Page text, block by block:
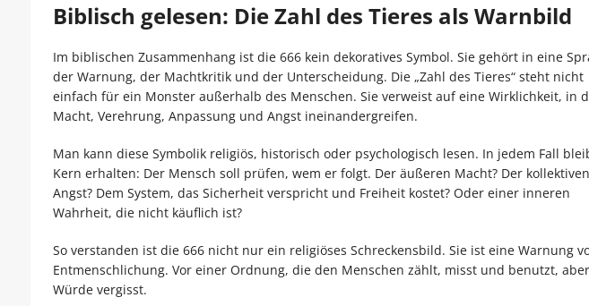
Biblisch gelesen: Die Zahl des Tieres als Warnbild
Im biblischen Zusammenhang ist die 666 kein dekoratives Symbol. Sie gehört in eine
der Warnung, der Machtkritik und der Unterscheidung. Die „Zahl des Tieres“ steht nicht
einfach für ein Monster außerhalb des Menschen. Sie verweist auf eine Wirklichkeit, in
Macht, Verehrung, Anpassung und Angst ineinandergreifen.
Man kann diese Symbolik religiös, historisch oder psychologisch lesen. In jedem Fall
Kern erhalten: Der Mensch soll prüfen, wem er folgt. Der äußeren Macht? Der kollektiven
Angst? Dem System, das Sicherheit verspricht und Freiheit kostet? Oder einer inneren
Wahrheit, die nicht käuflich ist?
So verstanden ist die 666 nicht nur ein religiöses Schreckensbild. Sie ist eine Warnung
Entmenschlichung. Vor einer Ordnung, die den Menschen zählt, misst und benutzt,
Würde vergisst.